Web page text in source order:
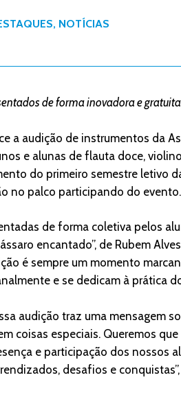
, NOTÍCIAS
de forma inovadora e
a audição de instrumentos da
e alunas de flauta doce,
do primeiro semestre letivo
no palco participando do evento.
de forma coletiva pelos
encantado”, de Rubem
é sempre um momento
e se dedicam à prática
audição traz uma mensagem
coisas especiais. Queremos
e participação dos nossos
desafios e